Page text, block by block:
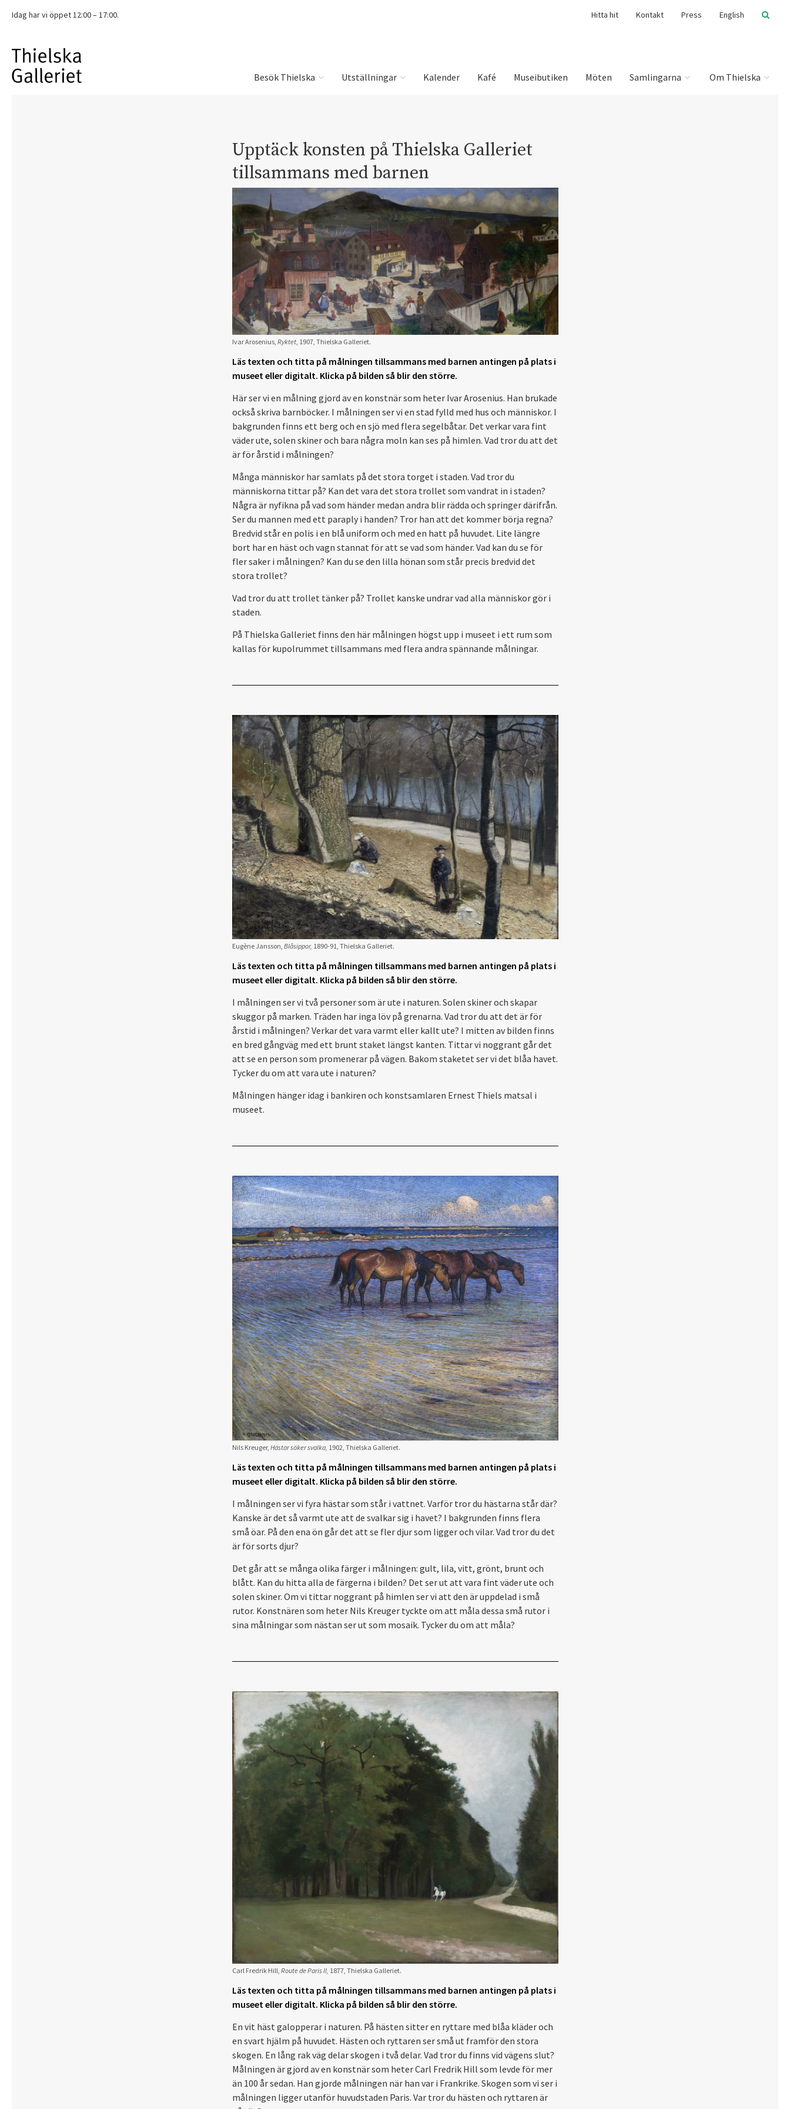
Idag har vi öppet 12:00 – 17:00. Hitta hit Kontakt Press English
Besök Thielska Utställningar Kalender Kafé Museibutiken Möten Samlingarna Om Thielska
Upptäck konsten på Thielska Galleriet
tillsammans med barnen
Ivar Arosenius, Ryktet, 1907, Thielska Galleriet.
Läs texten och titta på målningen tillsammans med barnen antingen på plats i
museet eller digitalt. Klicka på bilden så blir den större.
Här ser vi en målning gjord av en konstnär som heter Ivar Arosenius. Han brukade
också skriva barnböcker. I målningen ser vi en stad fylld med hus och människor. I
bakgrunden finns ett berg och en sjö med flera segelbåtar. Det verkar vara fint
väder ute, solen skiner och bara några moln kan ses på himlen. Vad tror du att det
är för årstid i målningen?
Många människor har samlats på det stora torget i staden. Vad tror du
människorna tittar på? Kan det vara det stora trollet som vandrat in i staden?
Några är nyfikna på vad som händer medan andra blir rädda och springer därifrån.
Ser du mannen med ett paraply i handen? Tror han att det kommer börja regna?
Bredvid står en polis i en blå uniform och med en hatt på huvudet. Lite längre
bort har en häst och vagn stannat för att se vad som händer. Vad kan du se för
fler saker i målningen? Kan du se den lilla hönan som står precis bredvid det
stora trollet?
Vad tror du att trollet tänker på? Trollet kanske undrar vad alla människor gör i
staden.
På Thielska Galleriet finns den här målningen högst upp i museet i ett rum som
kallas för kupolrummet tillsammans med flera andra spännande målningar.
Eugène Jansson, Blåsippor, 1890-91, Thielska Galleriet.
Läs texten och titta på målningen tillsammans med barnen antingen på plats i
museet eller digitalt. Klicka på bilden så blir den större.
I målningen ser vi två personer som är ute i naturen. Solen skiner och skapar
skuggor på marken. Träden har inga löv på grenarna. Vad tror du att det är för
årstid i målningen? Verkar det vara varmt eller kallt ute? I mitten av bilden finns
en bred gångväg med ett brunt staket längst kanten. Tittar vi noggrant går det
att se en person som promenerar på vägen. Bakom staketet ser vi det blåa havet.
Tycker du om att vara ute i naturen?
Målningen hänger idag i bankiren och konstsamlaren Ernest Thiels matsal i
museet.
Nils Kreuger, Hästar söker svalka, 1902, Thielska Galleriet.
Läs texten och titta på målningen tillsammans med barnen antingen på plats i
museet eller digitalt. Klicka på bilden så blir den större.
I målningen ser vi fyra hästar som står i vattnet. Varför tror du hästarna står där?
Kanske är det så varmt ute att de svalkar sig i havet? I bakgrunden finns flera
små öar. På den ena ön går det att se fler djur som ligger och vilar. Vad tror du det
är för sorts djur?
Det går att se många olika färger i målningen: gult, lila, vitt, grönt, brunt och
blått. Kan du hitta alla de färgerna i bilden? Det ser ut att vara fint väder ute och
solen skiner. Om vi tittar noggrant på himlen ser vi att den är uppdelad i små
rutor. Konstnären som heter Nils Kreuger tyckte om att måla dessa små rutor i
sina målningar som nästan ser ut som mosaik. Tycker du om att måla?
Carl Fredrik Hill, Route de Paris II, 1877, Thielska Galleriet.
Läs texten och titta på målningen tillsammans med barnen antingen på plats i
museet eller digitalt. Klicka på bilden så blir den större.
En vit häst galopperar i naturen. På hästen sitter en ryttare med blåa kläder och
en svart hjälm på huvudet. Hästen och ryttaren ser små ut framför den stora
skogen. En lång rak väg delar skogen i två delar. Vad tror du finns vid vägens slut?
Målningen är gjord av en konstnär som heter Carl Fredrik Hill som levde för mer
än 100 år sedan. Han gjorde målningen när han var i Frankrike. Skogen som vi ser i
målningen ligger utanför huvudstaden Paris. Var tror du hästen och ryttaren är